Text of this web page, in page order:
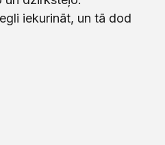
iekurināt, un tā dod